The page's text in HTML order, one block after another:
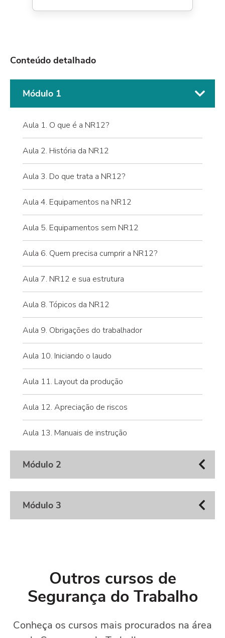
Conteúdo detalhado
Módulo 1
Aula 1. O que é a NR12?
Aula 2. História da NR12
Aula 3. Do que trata a NR12?
Aula 4. Equipamentos na NR12
Aula 5. Equipamentos sem NR12
Aula 6. Quem precisa cumprir a NR12?
Aula 7. NR12 e sua estrutura
Aula 8. Tópicos da NR12
Aula 9. Obrigações do trabalhador
Aula 10. Iniciando o laudo
Aula 11. Layout da produção
Aula 12. Apreciação de riscos
Aula 13. Manuais de instrução
Módulo 2
Módulo 3
Outros cursos de
Segurança do Trabalho
Conheça os cursos mais procurados na área